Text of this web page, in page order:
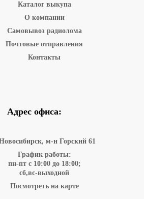
Каталог выкупа
О компании
Самовывоз радиолома
Почтовые отправления
Контакты
Адрес офиса:
м-н Горский 61
График работы:
пн-пт с 10:00 до 18:00;
сб,вс-выходной
Посмотреть на карте